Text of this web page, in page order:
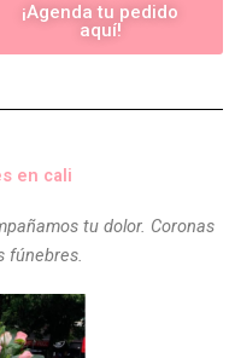
¡Agenda tu pedido
aquí!
en cali
tu dolor. Coronas
fúnebres.